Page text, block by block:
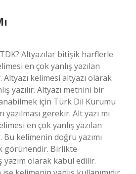
TDK? Altyazılar bitişik harflerle
en çok yanlış yazılan
kelimesi altyazı olarak
yazılır. Altyazı metnini bir
için Türk Dil Kurumu
gerekir. Alt yazı mı
en çok yanlış yazılan
kelimenin doğru yazımı
görünendir. Birlikte
yazım olarak kabul edilir.